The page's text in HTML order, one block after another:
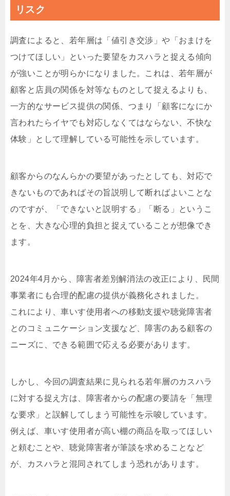
リスク
調査によると、若年層は「値引き交渉」や「おまけを
つけてほしい」といった要望をカスハラと捉える傾向
が強いことが明らかになりました。これは、若年層が
顧客と店員の関係を対等なものとして捉えるよりも、
一方的なサービス提供の関係、つまり「顧客になにか
言われたらイヤでも対応しなくてはならない、不快な
体験」として理解している可能性を示しています。
顧客からのなんらかの要望があったとしても、対応で
きないものであればその旨説明して断ればよいことな
のですが、「できないと説明する」「断る」というこ
とを、大きな心理的負担と捉えていることが想像でき
ます。
2024年4月から、障害者差別解消法の改正により、民間
事業者にも合理的配慮の提供が義務化されました。
これにより、車いす使用者への移動支援や聴覚障害者
とのコミュニケーション支援など、障害のある顧客の
ニーズに、できる範囲で応える必要があります。
しかし、今回の調査結果に見られる若年層のカスハラ
に対する捉え方は、障害者からの配慮の要請を「無理
な要求」と誤解してしまう可能性を示唆しています。
例えば、車いす使用者が高い棚の商品を取ってほしい
と頼むことや、聴覚障害者が筆談を求めることなど
が、カスハラと混同されてしまう恐れがあります。